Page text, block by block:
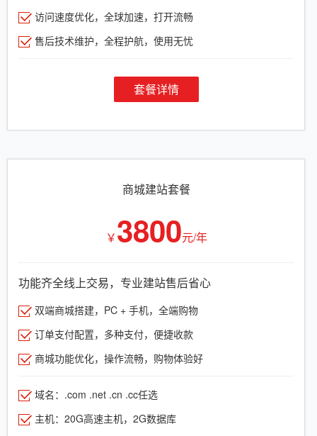
访问速度优化，全球加速，打开流畅
售后技术维护，全程护航，使用无忧
套餐详情
商城建站套餐
￥3800元/年
功能齐全线上交易，专业建站售后省心
双端商城搭建，PC + 手机，全端购物
订单支付配置，多种支付，便捷收款
商城功能优化，操作流畅，购物体验好
域名：.com .net .cn .cc任选
主机：20G高速主机，2G数据库